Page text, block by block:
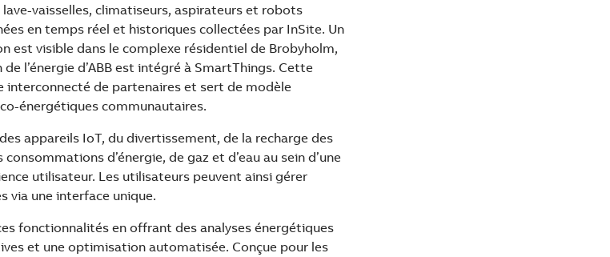
vaisselles, climatiseurs, aspirateurs et robots
en temps réel et historiques collectées par InSite. Un
est visible dans le complexe résidentiel de Brobyholm,
l’énergie d’ABB est intégré à SmartThings. Cette
interconnecté de partenaires et sert de modèle
énergétiques communautaires.
appareils IoT, du divertissement, de la recharge des
d’énergie, de gaz et d’eau au sein d’une
utilisateur. Les utilisateurs peuvent ainsi gérer
via une interface unique.
fonctionnalités en offrant des analyses énergétiques
et une optimisation automatisée. Conçue pour les